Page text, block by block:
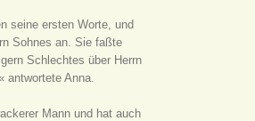
seine ersten Worte, und
Sohnes an. Sie faßte
Schlechtes über Herrn
antwortete Anna.
Mann und hat auch